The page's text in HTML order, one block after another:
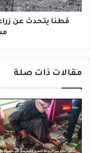
.
ط
د
ه
ر
ث
ع
د
ي
ل
ة
قطنا يتحدث عن
مقالات ذات صلة